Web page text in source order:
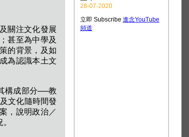
關注文化發展
甚至為中學及
的背景，及如
為認識本土文
構成部分──教
文化隨時間發
，說明政治／
28-07-2020
立即 Subscribe 進念YouTube
頻道